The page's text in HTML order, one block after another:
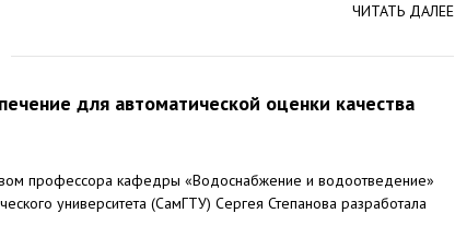
ЧИТАТЬ ДАЛЕЕ
для автоматической оценки качества
профессора кафедры «Водоснабжение и водоотведение»
университета (СамГТУ) Сергея Степанова разработала